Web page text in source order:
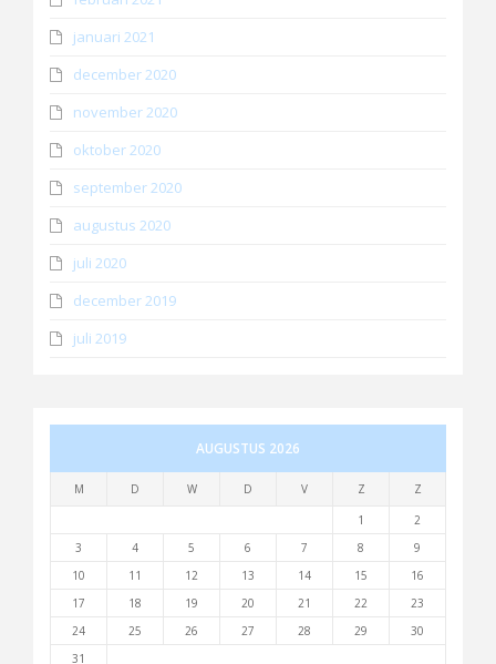
januari 2021
december 2020
november 2020
oktober 2020
september 2020
augustus 2020
juli 2020
december 2019
juli 2019
AUGUSTUS 2026
M D W D V Z
Z
1
2
3
4 5 6 7 8
9
10
11 12 13 14 15
16
17
18 19 20 21 22
23
24
25 26 27 28 29
30
31